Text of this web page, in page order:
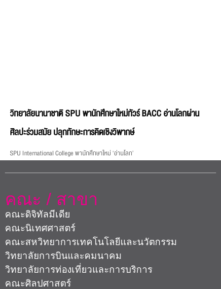
วิทยาลัยนานาชาติ SPU พานักศึกษาใหม่ทัวร์ BACC อ่านโลกผ่าน
ศิลปะร่วมสมัย ปลุกทักษะการคิดเชิงวิพากษ์
SPU International College พานักศึกษาใหม่ ‘อ่านโลก’
คณะ / สาขา
คณะดิจิทัลมีเดีย
คณะนิเทศศาสตร์
คณะสหวิทยาการเทคโนโลยีและนวัตกรรม
วิทยาลัยการบินและคมนาคม
วิทยาลัยการท่องเที่ยวและการบริการ
คณะศิลปศาสตร์